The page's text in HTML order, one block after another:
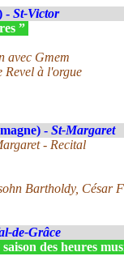
- St-Victor
”
avec Gmem
Revel à l'orgue
- St-Margaret
- Recital
Bartholdy, César
de-Grâce
des heures